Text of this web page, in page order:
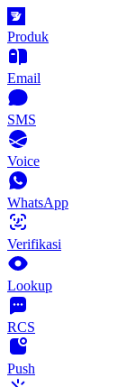
Produk
Email
SMS
Voice
WhatsApp
Verifikasi
Lookup
RCS
Push